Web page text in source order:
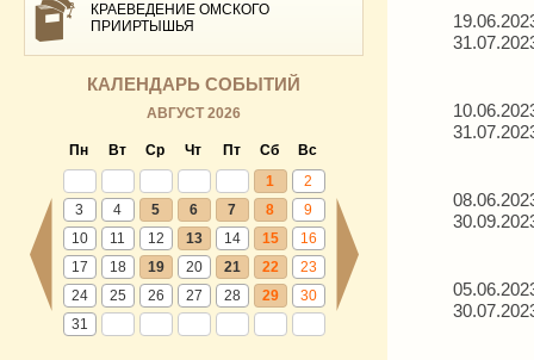
КРАЕВЕДЕНИЕ ОМСКОГО
ПРИИРТЫШЬЯ
КАЛЕНДАРЬ СОБЫТИЙ
АВГУСТ 2026
Пн Вт Ср Чт Пт Сб
Вс
1
2
3
4 5 6 7 8
9
10
11 12 13 14 15
16
17
18 19 20 21 22
23
24
25 26 27 28 29
30
31